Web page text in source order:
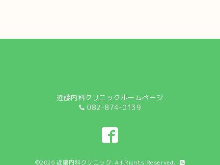
近藤内科クリニックホームページ
082-874-0139
©2026 近藤内科クリニック. All Rights Reserved.